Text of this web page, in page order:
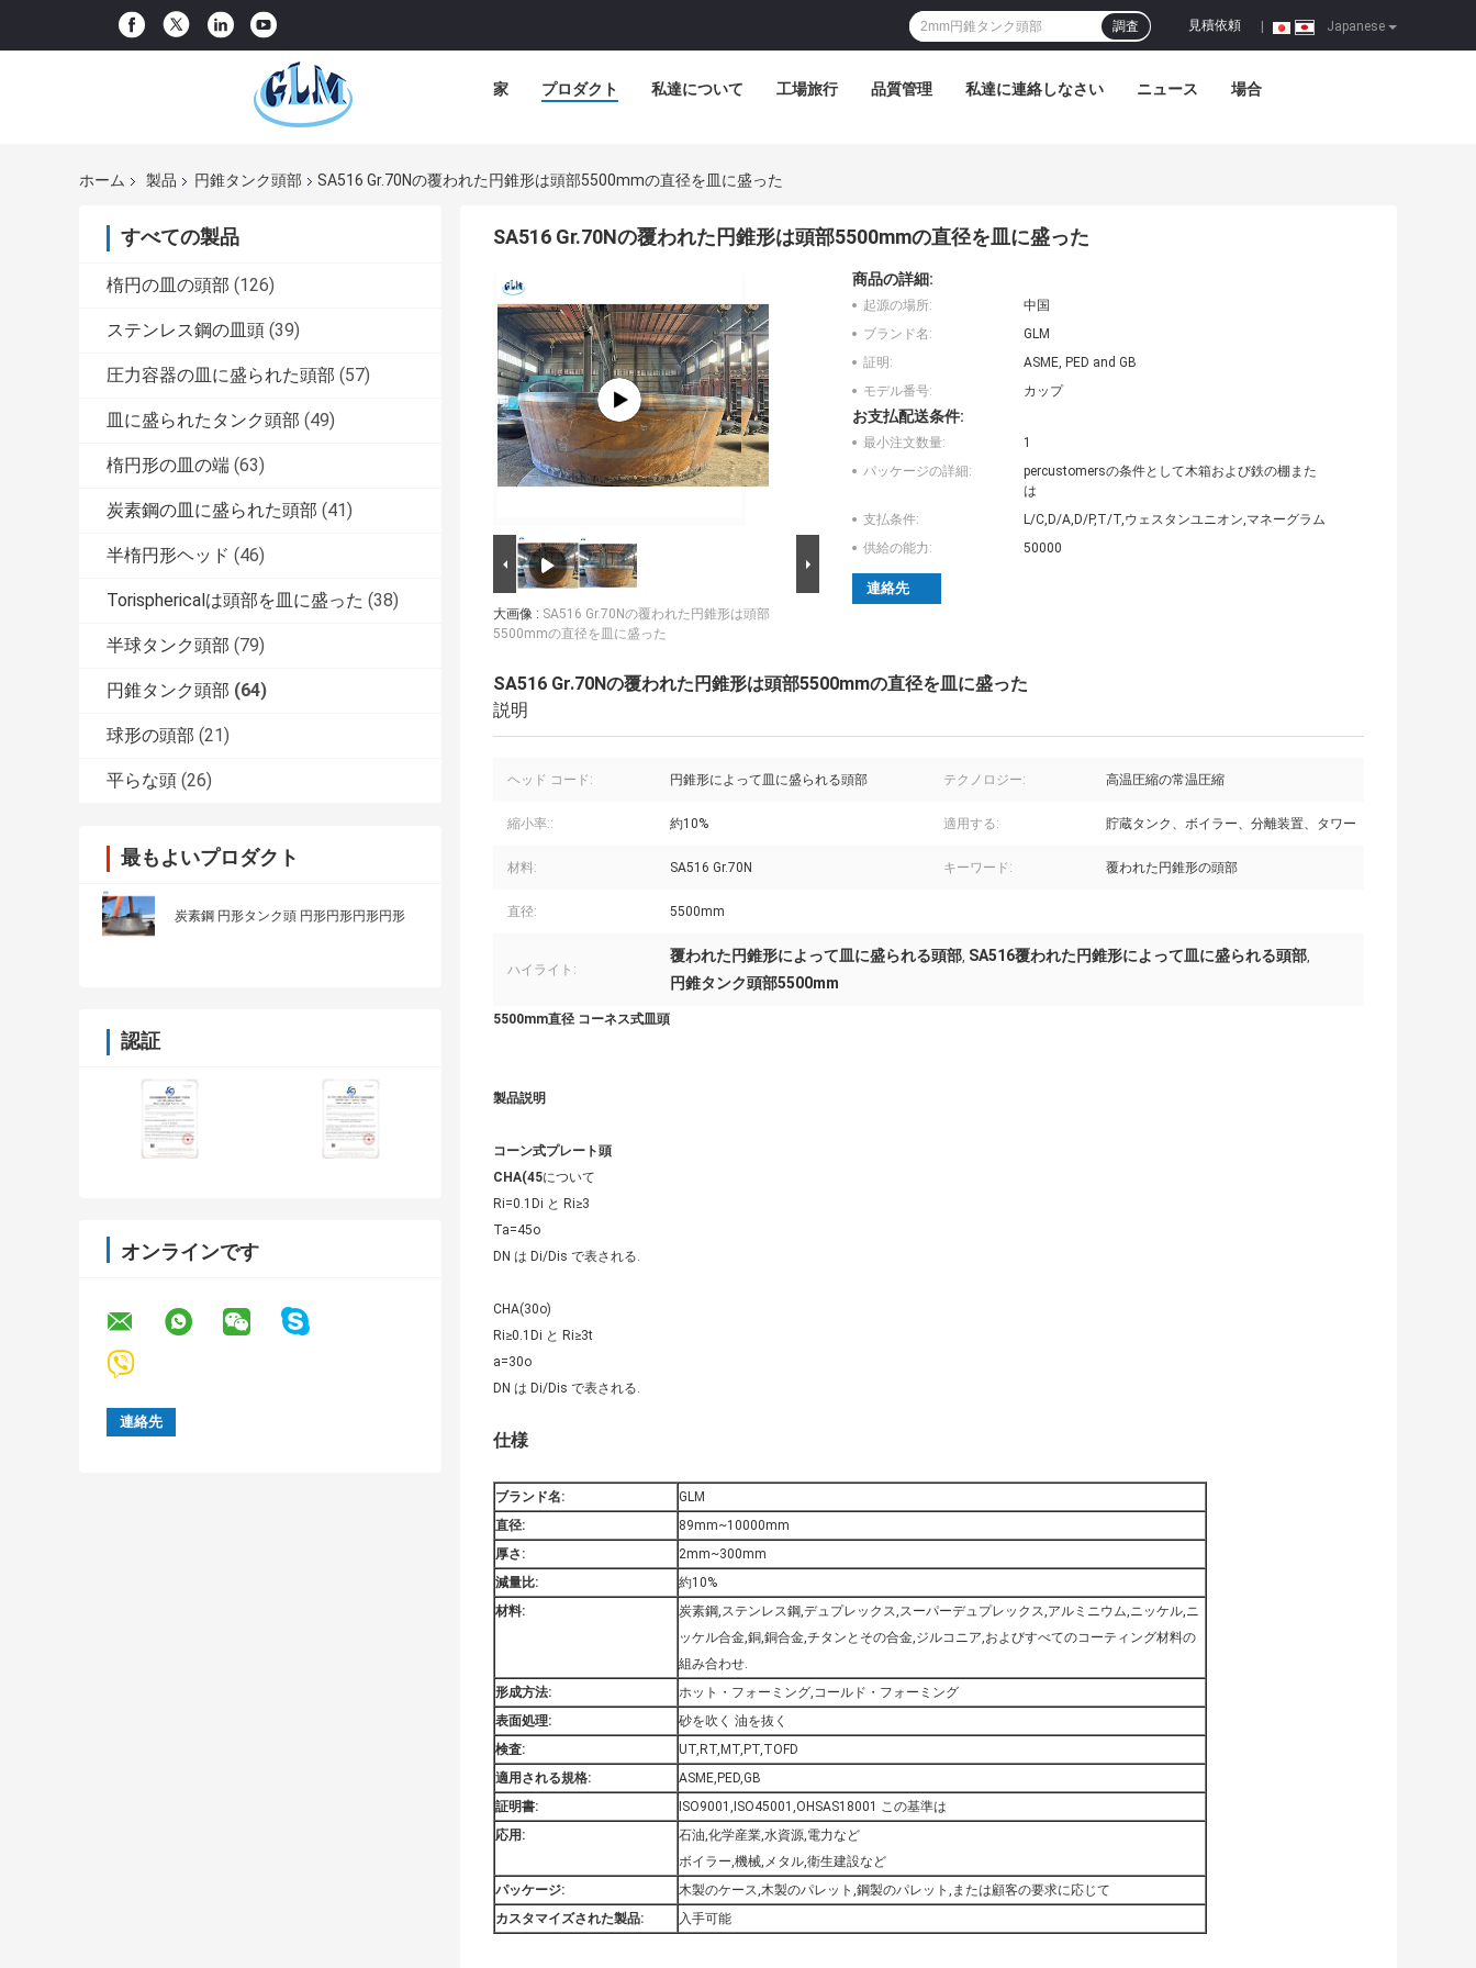
Japanese
見積依頼
調査
家 プロダクト 私達について 工場旅行 品質管理 私達に連絡しなさい ニュース 場合
ホーム 製品 円錐タンク頭部 SA516 Gr.70Nの覆われた円錐形は頭部5500mmの直径を皿に盛った
すべての製品
楕円の皿の頭部 (126)
ステンレス鋼の皿頭 (39)
圧力容器の皿に盛られた頭部 (57)
皿に盛られたタンク頭部 (49)
楕円形の皿の端 (63)
炭素鋼の皿に盛られた頭部 (41)
半楕円形ヘッド (46)
Torisphericalは頭部を皿に盛った (38)
半球タンク頭部 (79)
円錐タンク頭部 (64)
球形の頭部 (21)
平らな頭 (26)
最もよいプロダクト
炭素鋼 円形タンク頭 円形円形円形円形
認証
オンラインです
SA516 Gr.70Nの覆われた円錐形は頭部5500mmの直径を皿に盛った
大画像 : SA516 Gr.70Nの覆われた円錐形は頭部
5500mmの直径を皿に盛った
商品の詳細:
起源の場所:
中国
ブランド名:
GLM
証明:
ASME, PED and GB
モデル番号:
カップ
お支払配送条件:
最小注文数量:
1
パッケージの詳細:
percustomersの条件として木箱および鉄の棚また
は
支払条件:
L/C,D/A,D/P,T/T,ウェスタンユニオン,マネーグラム
供給の能力:
50000
連絡先
SA516 Gr.70Nの覆われた円錐形は頭部5500mmの直径を皿に盛った
説明
ヘッド コード: 円錐形によって皿に盛られる頭部 テクノロジー: 高温圧縮の常温圧縮
縮小率:: 約10% 適用する: 貯蔵タンク、ボイラー、分離装置、タワー
材料: SA516 Gr.70N キーワード: 覆われた円錐形の頭部
直径: 5500mm
ハイライト:
覆われた円錐形によって皿に盛られる頭部, SA516覆われた円錐形によって皿に盛られる頭部,
円錐タンク頭部5500mm
5500mm直径 コーネス式皿頭
製品説明
コーン式プレート頭
CHA(45について
Ri=0.1Di と Ri≥3
Ta=45o
DN は Di/Dis で表される.
CHA(30o)
Ri≥0.1Di と Ri≥3t
a=30o
DN は Di/Dis で表される.
仕様
ブランド名:
GLM
直径:
89mm~10000mm
厚さ:
2mm~300mm
減量比:
約10%
材料:
炭素鋼,ステンレス鋼,デュプレックス,スーパーデュプレックス,アルミニウム,ニッケル,ニ
ッケル合金,銅,銅合金,チタンとその合金,ジルコニア,およびすべてのコーティング材料の
組み合わせ.
形成方法:
ホット・フォーミング,コールド・フォーミング
表面処理:
砂を吹く 油を抜く
検査:
UT,RT,MT,PT,TOFD
適用される規格:
ASME,PED,GB
証明書:
ISO9001,ISO45001,OHSAS18001 この基準は
応用:
石油,化学産業,水資源,電力など
ボイラー,機械,メタル,衛生建設など
パッケージ:
木製のケース,木製のパレット,鋼製のパレット,または顧客の要求に応じて
カスタマイズされた製品:
入手可能